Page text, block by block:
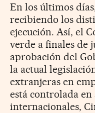
En los últimos
recibiendo los
ejecución. Así, el
verde a finales de
aprobación del
la actual
extranjeras en
está controlada
internacionales,